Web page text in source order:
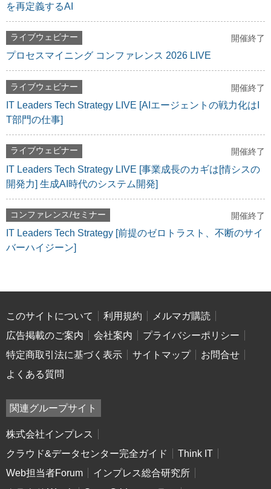
を再定義するAI
ライブウェビナー 開催終了
プロセスマイニング コンファレンス 2026 LIVE
ライブウェビナー 開催終了
IT Leaders Tech Strategy LIVE [AIエージェントの戦力化はI
T部門の仕事]
ライブウェビナー 開催終了
IT Leaders Tech Strategy LIVE [事業成長のカギは[情シスの
開発力] 生成AI時代のシステム開発]
コンファレンス/セミナー 開催終了
IT Leaders Tech Strategy [前提のゼロトラスト、不断のサイ
バーハイジーン]
このサイトについて 利用規約
メルマガ購読
広告掲載のご案内
会社案内
プライバシーポリシー
特定商取引法に基づく表示
サイトマップ
お問合せ
よくある質問
関連グループサイト
株式会社インプレス
クラウド&データセンター完全ガイド
Think IT
Web担当者Forum
インプレス総合研究所